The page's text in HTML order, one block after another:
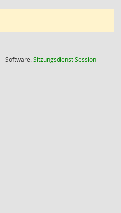
Software:SitzungsdienstSession(Wird in